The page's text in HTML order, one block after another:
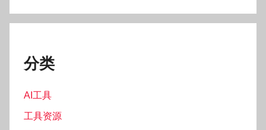
分类
AI工具
工具资源